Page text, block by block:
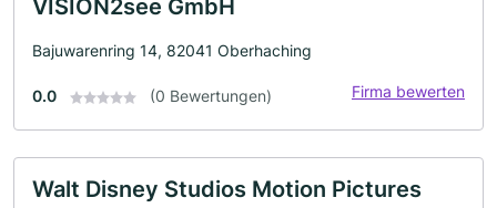
VISION2see GmbH
Bajuwarenring 14, 82041 Oberhaching
0.0 (0 Bewertungen) Firma bewerten
Walt Disney Studios Motion Pictures